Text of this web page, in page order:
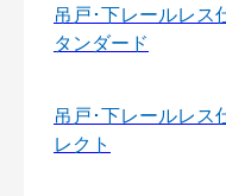
吊戸･下レールレス
タンダード
吊戸･下レールレス
レクト